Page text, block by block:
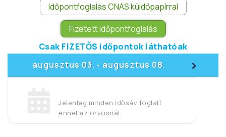
Időpontfoglalás CNAS küldőpapírral
Fizetett időpontfoglalás
Csak FIZETŐS időpontok láthatóak
augusztus 03. - augusztus 08. >
Jelenleg minden idősáv foglalt
ennél az orvosnál.